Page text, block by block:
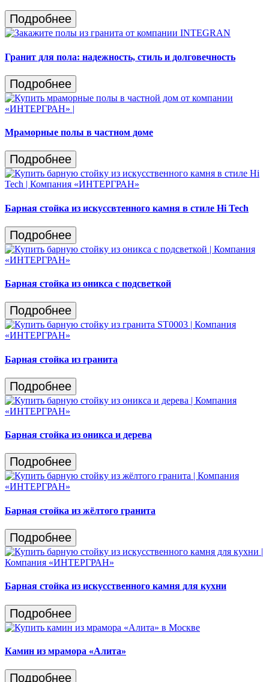
Подробнее
Гранит для пола: надежность, стиль и долговечность
Подробнее
Мраморные полы в частном доме
Подробнее
Барная стойка из искуссвтенного камня в стиле Hi Tech
Подробнее
Барная стойка из оникса с подсветкой
Подробнее
Барная стойка из гранита
Подробнее
Барная стойка из оникса и дерева
Подробнее
Барная стойка из жёлтого гранита
Подробнее
Барная стойка из искусственного камня для кухни
Подробнее
Камин из мрамора «Алита»
Подробнее